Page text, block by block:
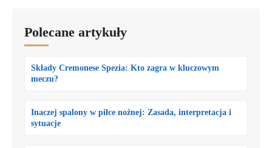
Polecane artykuły
Składy Cremonese Spezia: Kto zagra w kluczowym
meczu?
Inaczej spalony w piłce nożnej: Zasada, interpretacja i
sytuacje